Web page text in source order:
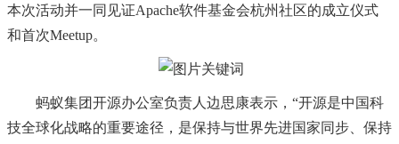
本次活动并一同见证Apache软件基金会杭州社区的成立仪式
和首次Meetup。
蚂蚁集团开源办公室负责人边思康表示， “开源是中国科
技全球化战略的重要途径，是保持与世界先进国家同步、保持